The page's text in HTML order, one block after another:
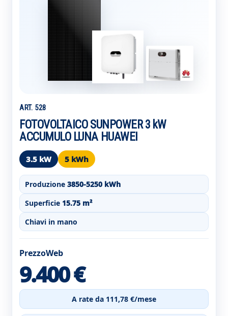
ART. 528
FOTOVOLTAICO SUNPOWER 3 kW
ACCUMULO LUNA HUAWEI
3.5 kW 5 kWh
Produzione 3850-5250 kWh
Superficie 15.75 m²
Chiavi in mano
PrezzoWeb
9.400 €
A rate da 111,78 €/mese